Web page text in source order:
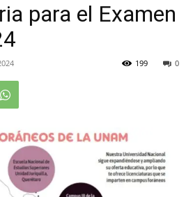
para el Examen
0
199